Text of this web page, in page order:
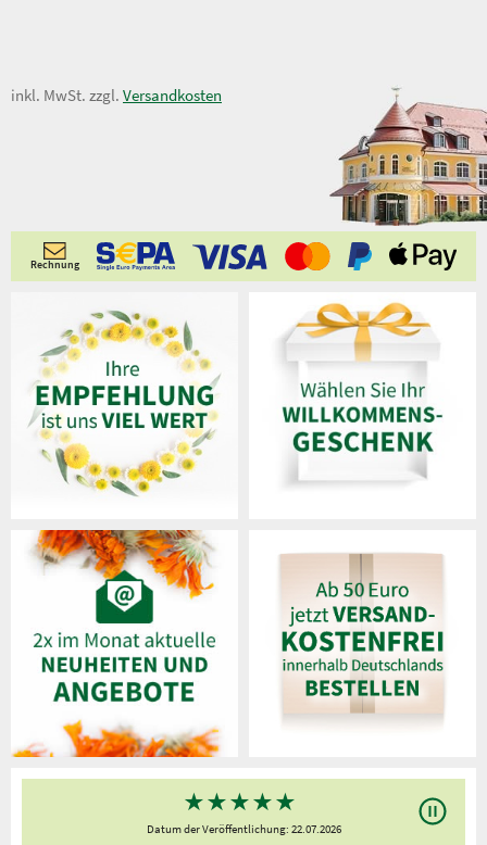
12,95 €
inkl. MwSt. zzgl. Versandkosten
Rechnung
★★★★★
Datum der Veröffentlichung: 22.07.2026